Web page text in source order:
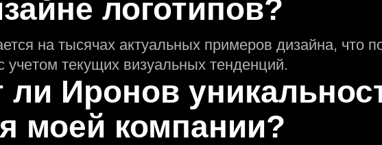
логотипов?
на тысячах актуальных примеров дизайна, что
учeтом текущих визуальных тенденций.
ли Иронов
моей компании?